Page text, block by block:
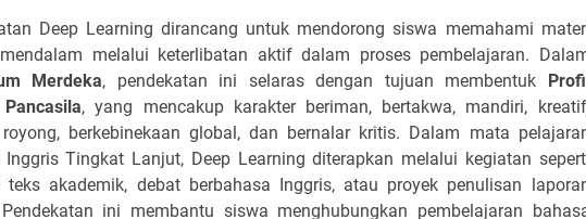
Deep Learning dirancang untuk mendorong siswa memahami
melalui keterlibatan aktif dalam proses pembelajaran.
Merdeka, pendekatan ini selaras dengan tujuan membentuk
, yang mencakup karakter beriman, bertakwa, mandiri,
berkebinekaan global, dan bernalar kritis. Dalam mata
Inggris Tingkat Lanjut, Deep Learning diterapkan melalui kegiatan
teks akademik, debat berbahasa Inggris, atau proyek penulisan
ini membantu siswa menghubungkan pembelajaran